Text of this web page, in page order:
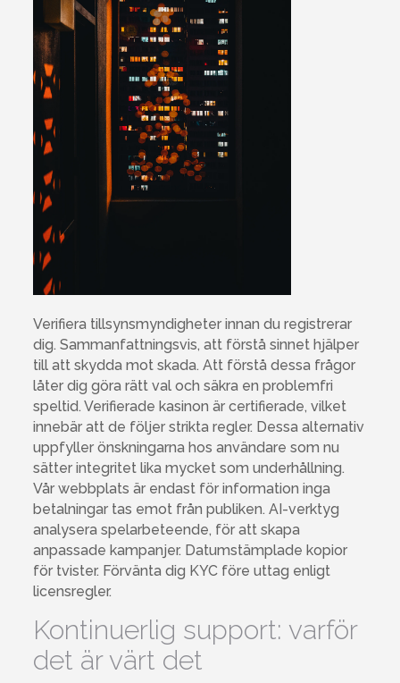
Verifiera tillsynsmyndigheter innan du registrerar
dig. Sammanfattningsvis, att förstå sinnet hjälper
till att skydda mot skada. Att förstå dessa frågor
låter dig göra rätt val och säkra en problemfri
speltid. Verifierade kasinon är certifierade, vilket
innebär att de följer strikta regler. Dessa alternativ
uppfyller önskningarna hos användare som nu
sätter integritet lika mycket som underhållning.
Vår webbplats är endast för information inga
betalningar tas emot från publiken. AI-verktyg
analysera spelarbeteende, för att skapa
anpassade kampanjer. Datumstämplade kopior
för tvister. Förvänta dig KYC före uttag enligt
licensregler.
Kontinuerlig support: varför
det är värt det